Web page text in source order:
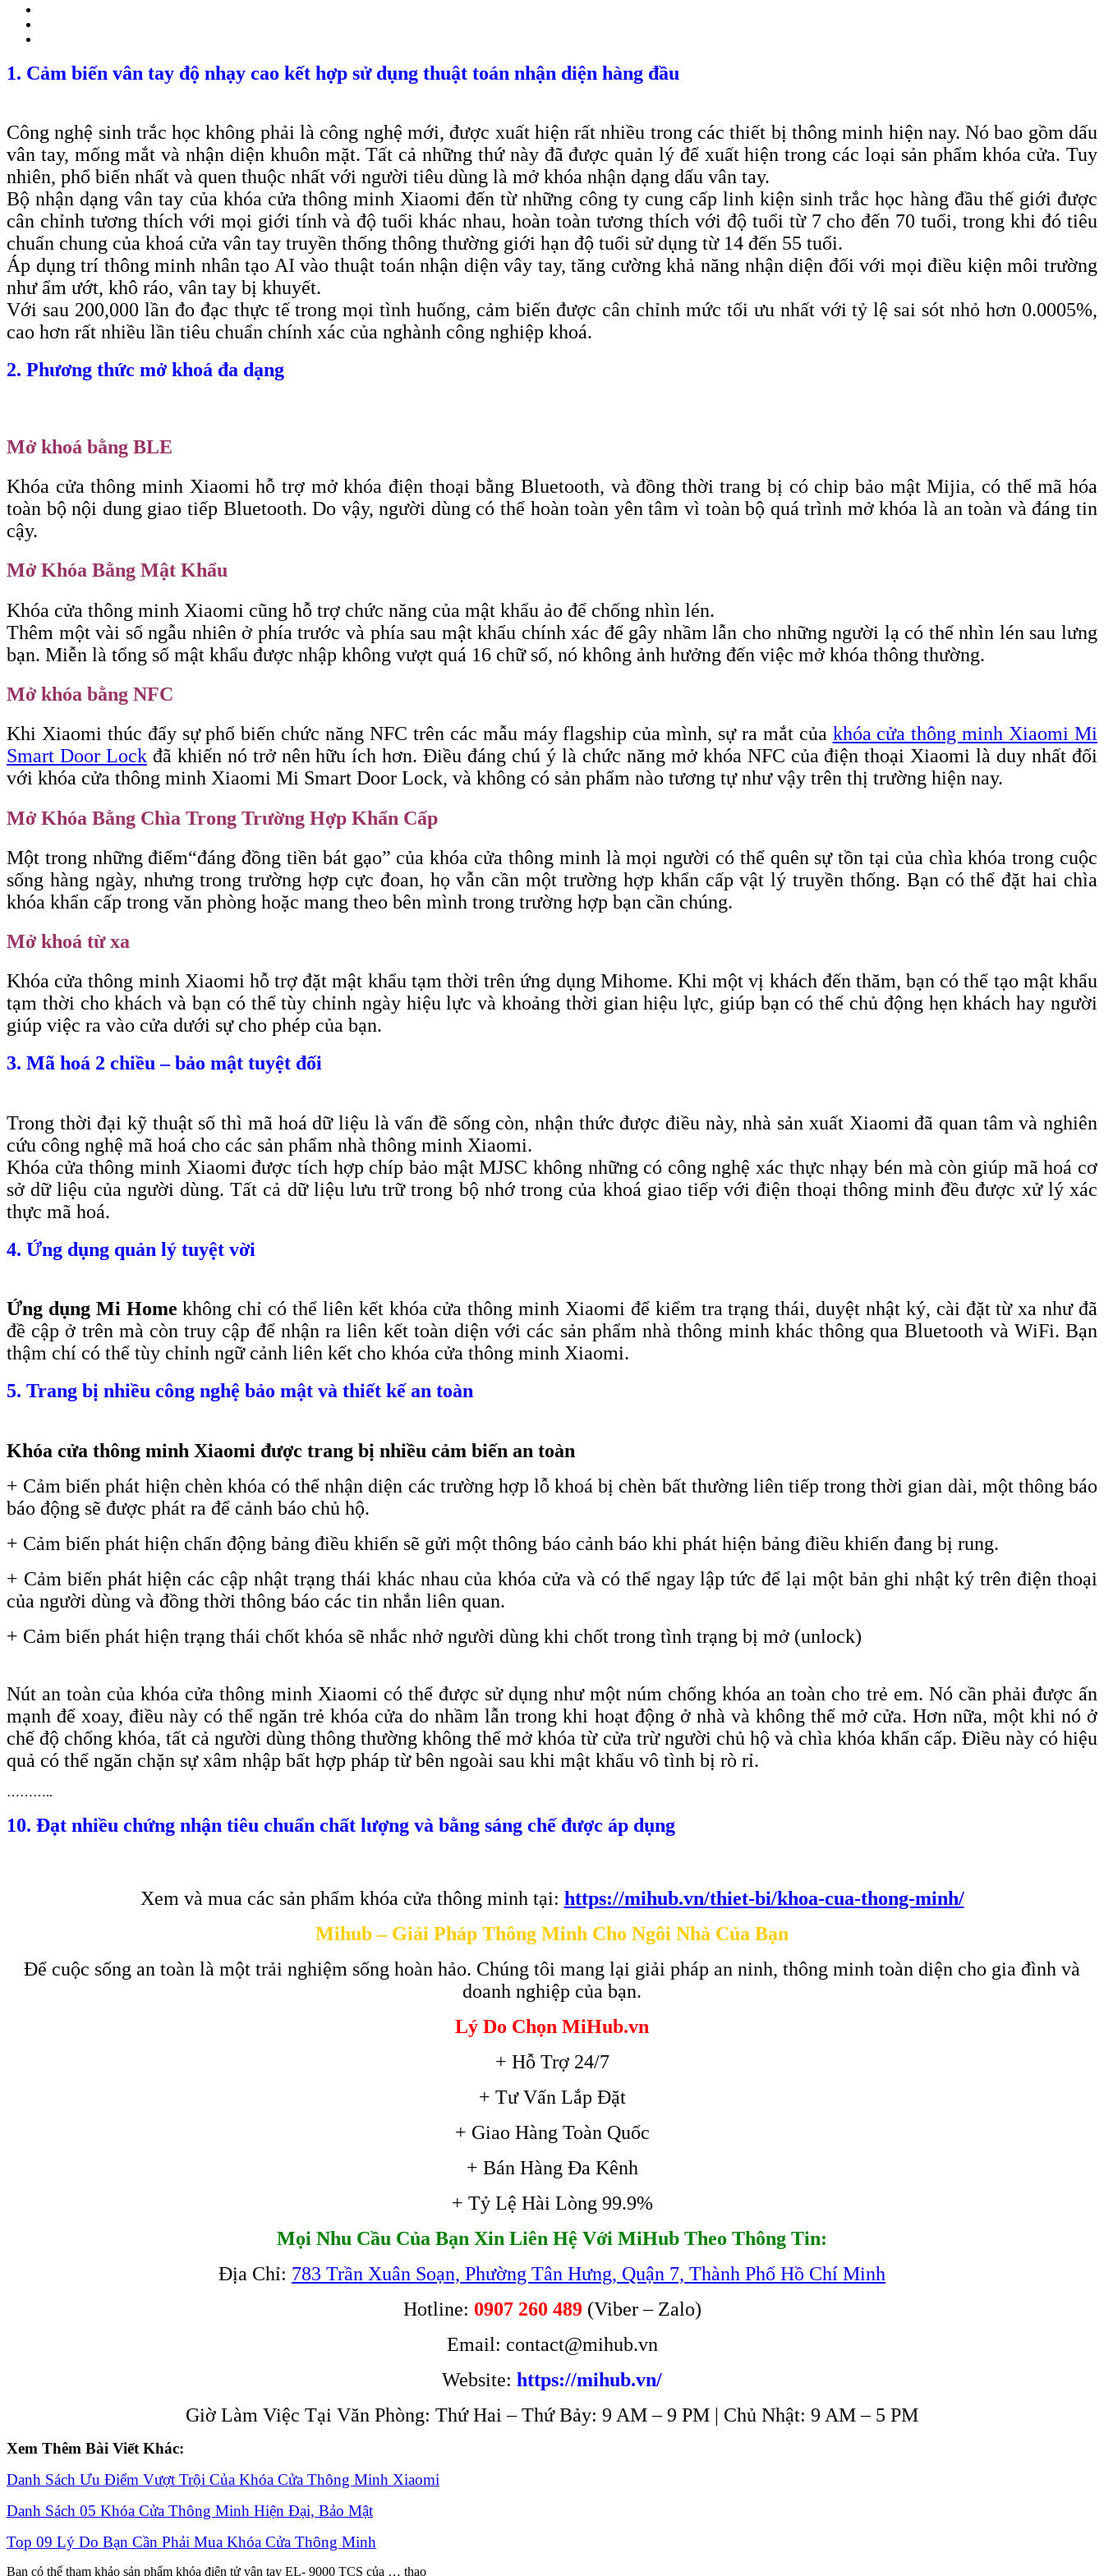
1. Cảm biến vân tay độ nhạy cao kết hợp sử dụng thuật toán nhận diện hàng đầu
Công nghệ sinh trắc học không phải là công nghệ mới, được xuất hiện rất nhiều trong các thiết bị thông minh hiện nay. Nó bao gồm dấu
vân tay, mống mắt và nhận diện khuôn mặt. Tất cả những thứ này đã được quản lý để xuất hiện trong các loại sản phẩm khóa cửa. Tuy
nhiên, phổ biến nhất và quen thuộc nhất với người tiêu dùng là mở khóa nhận dạng dấu vân tay.
Bộ nhận dạng vân tay của khóa cửa thông minh Xiaomi đến từ những công ty cung cấp linh kiện sinh trắc học hàng đầu thế giới được
cân chỉnh tương thích với mọi giới tính và độ tuổi khác nhau, hoàn toàn tương thích với độ tuổi từ 7 cho đến 70 tuổi, trong khi đó tiêu
chuẩn chung của khoá cửa vân tay truyền thống thông thường giới hạn độ tuổi sử dụng từ 14 đến 55 tuổi.
Áp dụng trí thông minh nhân tạo AI vào thuật toán nhận diện vây tay, tăng cường khả năng nhận diện đối với mọi điều kiện môi trường
như ẩm ướt, khô ráo, vân tay bị khuyết.
Với sau 200,000 lần đo đạc thực tế trong mọi tình huống, cảm biến được cân chỉnh mức tối ưu nhất với tỷ lệ sai sót nhỏ hơn 0.0005%,
cao hơn rất nhiều lần tiêu chuẩn chính xác của nghành công nghiệp khoá.
2. Phương thức mở khoá đa dạng
Mở khoá bằng BLE
Khóa cửa thông minh Xiaomi hỗ trợ mở khóa điện thoại bằng Bluetooth, và đồng thời trang bị có chip bảo mật Mijia, có thể mã hóa
toàn bộ nội dung giao tiếp Bluetooth. Do vậy, người dùng có thể hoàn toàn yên tâm vì toàn bộ quá trình mở khóa là an toàn và đáng tin
cậy.
Mở Khóa Bằng Mật Khẩu
Khóa cửa thông minh Xiaomi cũng hỗ trợ chức năng của mật khẩu ảo để chống nhìn lén.
Thêm một vài số ngẫu nhiên ở phía trước và phía sau mật khẩu chính xác để gây nhầm lẫn cho những người lạ có thể nhìn lén sau lưng
bạn. Miễn là tổng số mật khẩu được nhập không vượt quá 16 chữ số, nó không ảnh hưởng đến việc mở khóa thông thường.
Mở khóa bằng NFC
Khi Xiaomi thúc đẩy sự phổ biến chức năng NFC trên các mẫu máy flagship của mình, sự ra mắt của khóa cửa thông minh Xiaomi Mi
Smart Door Lockđã khiến nó trở nên hữu ích hơn. Điều đáng chú ý là chức năng mở khóa NFC của điện thoại Xiaomi là duy nhất đối
với khóa cửa thông minh Xiaomi Mi Smart Door Lock, và không có sản phẩm nào tương tự như vậy trên thị trường hiện nay.
Mở Khóa Bằng Chìa Trong Trường Hợp Khẩn Cấp
Một trong những điểm“đángđồng tiền bát gạo” của khóa cửa thông minh là mọi người có thể quên sự tồn tại của chìa khóa trong cuộc
sống hàng ngày, nhưng trong trường hợp cực đoan, họ vẫn cần một trường hợp khẩn cấp vật lý truyền thống. Bạn có thể đặt hai chìa
khóa khẩn cấp trong văn phòng hoặc mang theo bên mình trong trường hợp bạn cần chúng.
Mở khoá từ xa
Khóa cửa thông minh Xiaomi hỗ trợ đặt mật khẩu tạm thời trên ứng dụng Mihome. Khi một vị khách đến thăm, bạn có thể tạo mật khẩu
tạm thời cho khách và bạn có thể tùy chỉnh ngày hiệu lực và khoảng thời gian hiệu lực, giúp bạn có thể chủ động hẹn khách hay người
giúp việc ra vào cửa dưới sự cho phép của bạn.
3. Mã hoá 2 chiều – bảo mật tuyệt đối
Trong thời đại kỹ thuật số thì mã hoá dữ liệu là vấn đề sống còn, nhận thức được điều này, nhà sản xuất Xiaomi đã quan tâm và nghiên
cứu công nghệ mã hoá cho các sản phẩm nhà thông minh Xiaomi.
Khóa cửa thông minh Xiaomi được tích hợp chíp bảo mật MJSC không những có công nghệ xác thực nhạy bén mà còn giúp mã hoá cơ
sở dữ liệu của người dùng. Tất cả dữ liệu lưu trữ trong bộ nhớ trong của khoá giao tiếp với điện thoại thông minh đều được xử lý xác
thực mã hoá.
4. Ứng dụng quản lý tuyệt vời
Ứng dụng Mi Homekhông chỉ có thể liên kết khóa cửa thông minh Xiaomi để kiểm tra trạng thái, duyệt nhật ký, cài đặt từ xa như đã
đề cập ở trên mà còn truy cập để nhận ra liên kết toàn diện với các sản phẩm nhà thông minh khác thông qua Bluetooth và WiFi. Bạn
thậm chí có thể tùy chỉnh ngữ cảnh liên kết cho khóa cửa thông minh Xiaomi.
5. Trang bị nhiều công nghệ bảo mật và thiết kế an toàn
Khóa cửa thông minh Xiaomi được trang bị nhiều cảm biến an toàn
+ Cảm biến phát hiện chèn khóa có thể nhận diện các trường hợp lỗ khoá bị chèn bất thường liên tiếp trong thời gian dài, một thông báo
báo động sẽ được phát ra để cảnh báo chủ hộ.
+ Cảm biến phát hiện chấn động bảng điều khiển sẽ gửi một thông báo cảnh báo khi phát hiện bảng điều khiển đang bị rung.
+ Cảm biến phát hiện các cập nhật trạng thái khác nhau của khóa cửa và có thể ngay lập tức để lại một bản ghi nhật ký trên điện thoại
của người dùng và đồng thời thông báo các tin nhắn liên quan.
+ Cảm biến phát hiện trạng thái chốt khóa sẽ nhắc nhở người dùng khi chốt trong tình trạng bị mở (unlock)
Nút an toàn của khóa cửa thông minh Xiaomi có thể được sử dụng như một núm chống khóa an toàn cho trẻ em. Nó cần phải được ấn
mạnh để xoay, điều này có thể ngăn trẻ khóa cửa do nhầm lẫn trong khi hoạt động ở nhà và không thể mở cửa. Hơn nữa, một khi nó ở
chế độ chống khóa, tất cả người dùng thông thường không thể mở khóa từ cửa trừ người chủ hộ và chìa khóa khẩn cấp. Điều này có hiệu
quả có thể ngăn chặn sự xâm nhập bất hợp pháp từ bên ngoài sau khi mật khẩu vô tình bị rò rỉ.
………..
10. Đạt nhiều chứng nhận tiêu chuẩn chất lượng và bằng sáng chế được áp dụng
Xem và mua các sản phẩm khóa cửa thông minh tại: https://mihub.vn/thiet-bi/khoa-cua-thong-minh/
Mihub – Giải Pháp Thông Minh Cho Ngôi Nhà Của Bạn
Để cuộc sống an toàn là một trải nghiệm sống hoàn hảo. Chúng tôi mang lại giải pháp an ninh, thông minh toàn diện cho gia đình và
doanh nghiệp của bạn.
Lý Do Chọn MiHub.vn
+ Hỗ Trợ 24/7
+ Tư Vấn Lắp Đặt
+ Giao Hàng Toàn Quốc
+ Bán Hàng Đa Kênh
+ Tỷ Lệ Hài Lòng 99.9%
Mọi Nhu Cầu Của Bạn Xin Liên Hệ Với MiHub Theo Thông Tin:
Địa Chỉ: 783 Trần Xuân Soạn, Phường Tân Hưng, Quận 7, Thành Phố Hồ Chí Minh
Hotline: 0907 260 489(Viber – Zalo)
Email: contact@mihub.vn
Website: https://mihub.vn/
Giờ Làm Việc Tại Văn Phòng: Thứ Hai – Thứ Bảy: 9 AM – 9 PM | Chủ Nhật: 9 AM – 5 PM
Xem Thêm Bài Viết Khác:
Danh Sách Ưu Điểm Vượt Trội Của Khóa Cửa Thông Minh Xiaomi
Danh Sách 05 Khóa Cửa Thông Minh Hiện Đại, Bảo Mật
Top 09 Lý Do Bạn Cần Phải Mua Khóa Cửa Thông Minh
Bạn có thể tham khảo sản phẩm khóa điện tử vân tay EL- 9000 TCS của … thao